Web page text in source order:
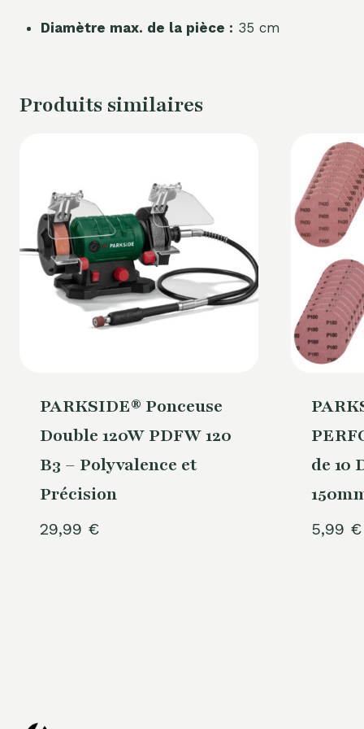
Diamètre max. de la pièce : 35 cm
Produits similaires
PARKSIDE® Ponceuse
Double 120W PDFW 120
B3 – Polyvalence et
Précision
29,99 €
de 10
5,99 €